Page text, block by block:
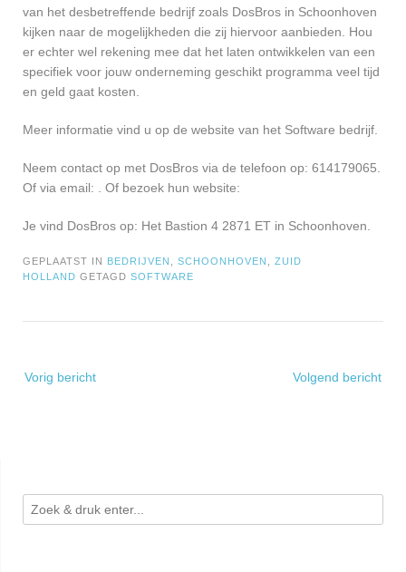
van het desbetreffende bedrijf zoals DosBros in Schoonhoven
kijken naar de mogelijkheden die zij hiervoor aanbieden. Hou
er echter wel rekening mee dat het laten ontwikkelen van een
specifiek voor jouw onderneming geschikt programma veel tijd
en geld gaat kosten.
Meer informatie vind u op de website van het Software bedrijf.
Neem contact op met DosBros via de telefoon op: 614179065.
Of via email:
. Of bezoek hun website:
Je vind DosBros op: Het Bastion 4 2871 ET in Schoonhoven.
GEPLAATST IN BEDRIJVEN SCHOONHOVEN
ZUID
HOLLAND GETAGD SOFTWARE
navigatie
Vorig bericht Volgend bericht